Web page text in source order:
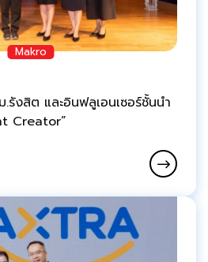
Makro
งสิต และอินฟลูเอนเซอร์ชั้นนำ
Creator”